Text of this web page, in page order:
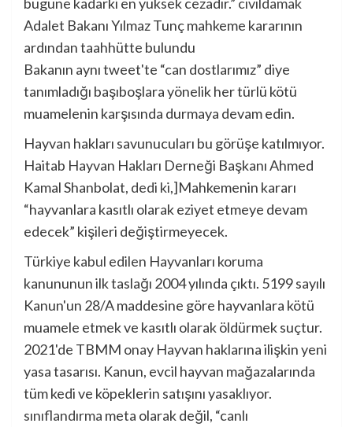
Adalet Bakanı Yılmaz Tunç mahkeme kararının
ardından taahhütte bulundu
Bakanın aynı tweet'te “can dostlarımız” diye
tanımladığı başıboşlara yönelik her türlü kötü
muamelenin karşısında durmaya devam edin.
Hayvan hakları savunucuları bu görüşe katılmıyor.
Haitab Hayvan Hakları Derneği Başkanı Ahmed
Kamal Shanbolat, dedi ki,]Mahkemenin kararı
“hayvanlara kasıtlı olarak eziyet etmeye devam
edecek” kişileri değiştirmeyecek.
Türkiye kabul edilen Hayvanları koruma
kanununun ilk taslağı 2004 yılında çıktı. 5199 sayılı
Kanun'un 28/A maddesine göre hayvanlara kötü
muamele etmek ve kasıtlı olarak öldürmek suçtur.
2021'de TBMM onay Hayvan haklarına ilişkin yeni
yasa tasarısı. Kanun, evcil hayvan mağazalarında
tüm kedi ve köpeklerin satışını yasaklıyor.
sınıflandırma meta olarak değil, “canlı